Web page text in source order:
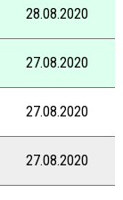
28.08.2020
27.08.2020
27.08.2020
27.08.2020